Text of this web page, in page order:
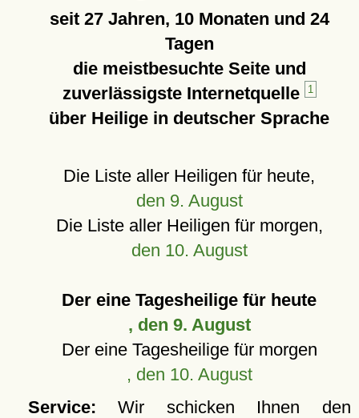
seit 27 Jahren, 10 Monaten und 24
Tagen
die meistbesuchte Seite und
zuverlässigste Internetquelle
1
über Heilige in deutscher Sprache
Die Liste aller Heiligen für heute,
den 9. August
Die Liste aller Heiligen für morgen,
den 10. August
Der eine Tagesheilige für heute
, den 9. August
Der eine Tagesheilige für morgen
, den 10. August
Service: Wir schicken Ihnen den